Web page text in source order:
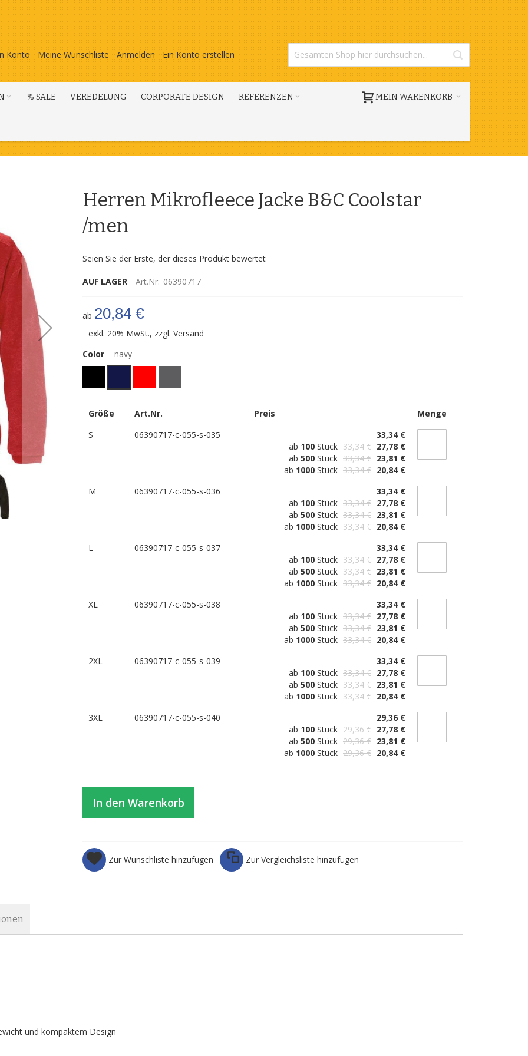
Konto Meine Wunschliste Anmelden Ein Konto erstellen
MEIN WARENKORB
% SALE VEREDELUNG CORPORATE DESIGN REFERENZEN
Herren Mikrofleece Jacke B&C Coolstar
/men
Seien Sie der Erste, der dieses Produkt bewertet
AUF LAGER Art.Nr. 06390717
ab 20,84 €
exkl. 20% MwSt., zzgl. Versand
Color
navy
Größe Art.Nr. Preis
Menge
S
06390717-c-055-s-035
33,34 €
ab 100Stück 33,34 € 27,78 €
ab 500Stück 33,34 € 23,81 €
ab 1000Stück 33,34 € 20,84 €
M
06390717-c-055-s-036
33,34 €
ab 100Stück 33,34 € 27,78 €
ab 500Stück 33,34 € 23,81 €
ab 1000Stück 33,34 € 20,84 €
L
06390717-c-055-s-037
33,34 €
ab 100Stück 33,34 € 27,78 €
ab 500Stück 33,34 € 23,81 €
ab 1000Stück 33,34 € 20,84 €
XL
06390717-c-055-s-038
33,34 €
ab 100Stück 33,34 € 27,78 €
ab 500Stück 33,34 € 23,81 €
ab 1000Stück 33,34 € 20,84 €
2XL
06390717-c-055-s-039
33,34 €
ab 100Stück 33,34 € 27,78 €
ab 500Stück 33,34 € 23,81 €
ab 1000Stück 33,34 € 20,84 €
3XL
06390717-c-055-s-040
29,36 €
ab 100Stück 29,36 € 27,78 €
ab 500Stück 29,36 € 23,81 €
ab 1000Stück 29,36 € 20,84 €
In den Warenkorb
Zur Wunschliste hinzufügen Zur Vergleichsliste hinzufügen
und kompaktem Design